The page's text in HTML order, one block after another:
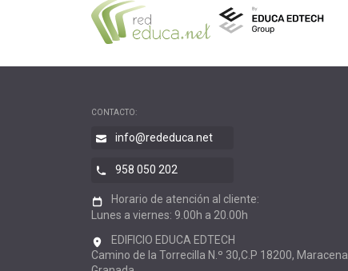
CONTACTO:
info@rededuca.net
958 050 202
Horario de atención al cliente:
Lunes a viernes: 9.00h a 20.00h
EDIFICIO EDUCA EDTECH
Camino de la Torrecilla N.º 30,C.P 18200, Maracena